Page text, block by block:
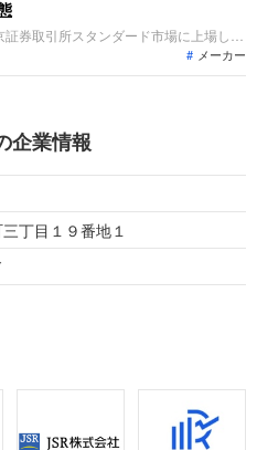
券取引所スタンダード市場に上場し、
機器や精密機器（緩衝器）、SP商材、
主力とします。直近の業績は、精密機
メーカー
企業情報
丁目１９番地１